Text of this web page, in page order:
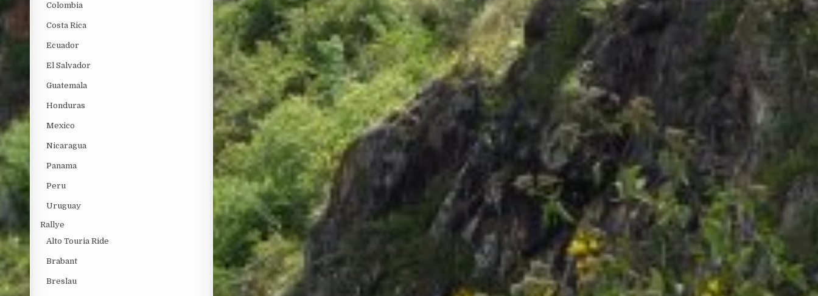
Colombia
Costa Rica
Ecuador
El Salvador
Guatemala
Honduras
Mexico
Nicaragua
Panama
Peru
Uruguay
Rallye
Alto Touria Ride
Brabant
Breslau